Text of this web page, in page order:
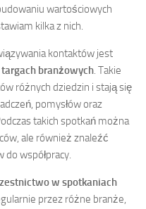
wartościowych
kilka z nich.
kontaktów jest
targach branżowych. Takie
różnych dziedzin i stają się
pomysłów oraz
takich spotkań można
ale również znaleźć
współpracy.
w spotkaniach
przez różne branże,